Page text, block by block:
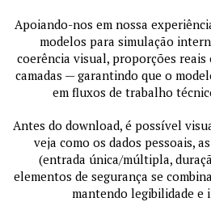
Apoiando-nos em nossa
modelos para simulação
coerência visual, proporções reais
camadas — garantindo que o
em fluxos de trabalho
Antes do download, é possível
veja como os dados pessoais,
(entrada única/múltipla,
elementos de segurança se
mantendo legibilidade e